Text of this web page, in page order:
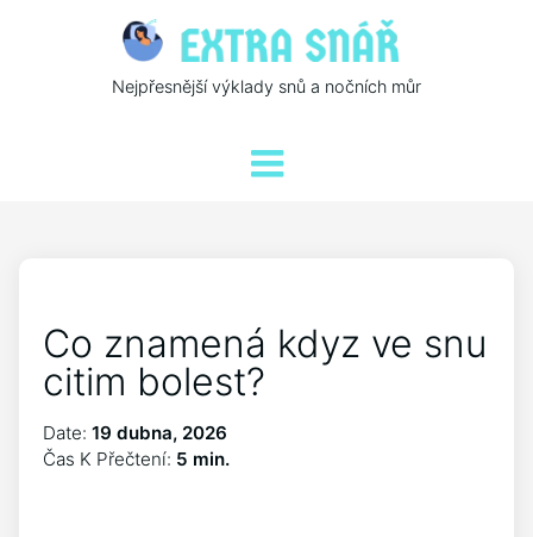
Nejpřesnější výklady snů a nočních můr
Co znamená kdyz ve snu
citim bolest?
Date: 19 dubna, 2026
Čas K Přečtení: 5 min.